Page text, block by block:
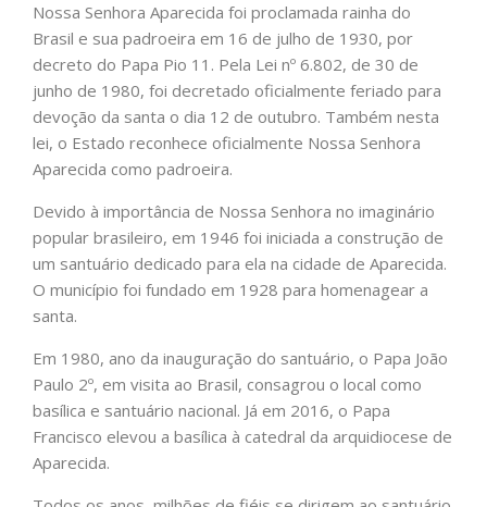
Nossa Senhora Aparecida foi proclamada rainha do
Brasil e sua padroeira em 16 de julho de 1930, por
decreto do Papa Pio 11. Pela Lei nº 6.802, de 30 de
junho de 1980, foi decretado oficialmente feriado para
devoção da santa o dia 12 de outubro. Também nesta
lei, o Estado reconhece oficialmente Nossa Senhora
Aparecida como padroeira.
Devido à importância de Nossa Senhora no imaginário
popular brasileiro, em 1946 foi iniciada a construção de
um santuário dedicado para ela na cidade de Aparecida.
O município foi fundado em 1928 para homenagear a
santa.
Em 1980, ano da inauguração do santuário, o Papa João
Paulo 2º, em visita ao Brasil, consagrou o local como
basílica e santuário nacional. Já em 2016, o Papa
Francisco elevou a basílica à catedral da arquidiocese de
Aparecida.